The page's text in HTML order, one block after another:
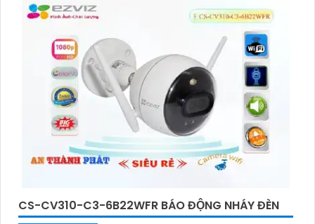
CS-CV310-C3-6B22WFR BÁO ĐỘNG NHÁY ĐÈN